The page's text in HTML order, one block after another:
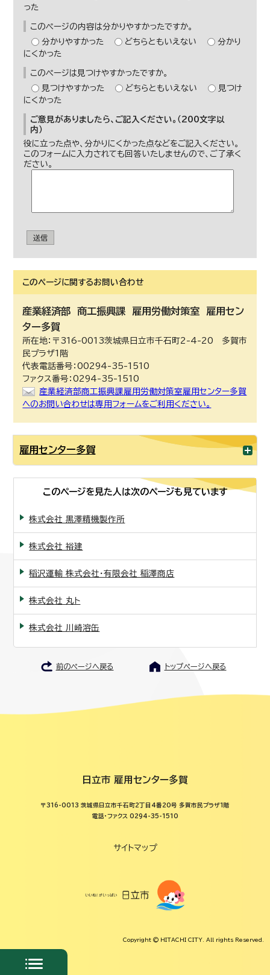
った
このページの内容は分かりやすかったですか。
分かりやすかった
どちらともいえない
分かり
にくかった
このページは見つけやすかったですか。
見つけやすかった
どちらともいえない
見つけ
にくかった
ご意見がありましたら、ご記入ください。（200文字以
内）
役に立った点や、分かりにくかった点などをご記入ください。
このフォームに入力されても回答いたしませんので、ご了承く
ださい。
送信
このページに関するお問い合わせ
産業経済部商工振興課 雇用労働対策室 雇用セン
ター多賀
所在地：〒316-0013茨城県日立市千石町2-4-20 多賀市
民プラザ1階
代表電話番号：00294-35-1510
ファクス番号：0294-35-1510
産業経済部商工振興課雇用労働対策室雇用センター多賀
へのお問い合わせは専用フォームをご利用ください。
雇用センター多賀
このページを見た人は次のページも見ています
株式会社 黒澤精機製作所
株式会社 裕建
稲沢運輸 株式会社・有限会社 稲澤商店
株式会社 丸ト
株式会社 川崎溶缶
前のページへ戻る トップページへ戻る
日立市 雇用センター多賀
〒316-0013 茨城県日立市千石町2丁目4番20号 多賀市民プラザ1階
電話・ファクス 0294-35-1510
サイトマップ
Copyright © HITACHI CITY. All rights Reserved.